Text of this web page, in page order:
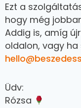
Ezt a
hogy még
Addig is, amíg
oldalon, vagy
Üdv:
Rózsa